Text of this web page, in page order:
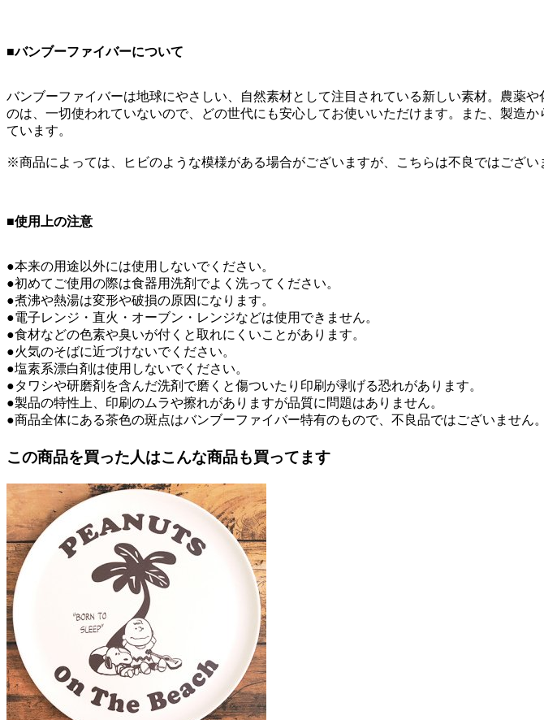
■バンブーファイバーについて
バンブーファイバーは地球にやさしい、自然素材として注目されている新しい素材。農薬
のは、一切使われていないので、どの世代にも安心してお使いいただけます。また、製造
ています。
※商品によっては、ヒビのような模様がある場合がございますが、こちらは不良ではござい
■使用上の注意
●本来の用途以外には使用しないでください。
●初めてご使用の際は食器用洗剤でよく洗ってください。
●煮沸や熱湯は変形や破損の原因になります。
●電子レンジ・直火・オーブン・レンジなどは使用できません。
●食材などの色素や臭いが付くと取れにくいことがあります。
●火気のそばに近づけないでください。
●塩素系漂白剤は使用しないでください。
●タワシや研磨剤を含んだ洗剤で磨くと傷ついたり印刷が剥げる恐れがあります。
●製品の特性上、印刷のムラや擦れがありますが品質に問題はありません。
●商品全体にある茶色の斑点はバンブーファイバー特有のもので、不良品ではございません。
この商品を買った人はこんな商品も買ってます